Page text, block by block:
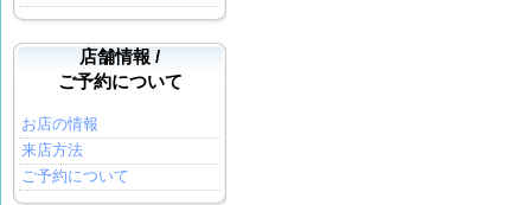
店舗情報 /
ご予約について
お店の情報
来店方法
ご予約について